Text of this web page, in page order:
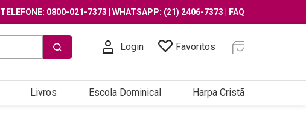
TELEFONE: 0800-021-7373 | WHATSAPP: (21) 2406-7373 FAQ
Login Favoritos
Livros Escola Dominical Harpa Cristã